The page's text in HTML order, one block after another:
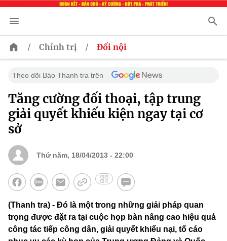
/ Chính trị / Đối nội
Theo dõi Báo Thanh tra trên
Tăng cường đối thoại, tập trung
giải quyết khiếu kiện ngay tại cơ
sở
Thứ năm, 18/04/2013 - 22:00
(Thanh tra) - Đó là một trong những giải pháp quan
trọng được đặt ra tại cuộc họp bàn nâng cao hiệu quả
công tác tiếp công dân, giải quyết khiếu nại, tố cáo